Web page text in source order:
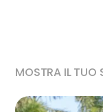
MOSTRA IL TUO